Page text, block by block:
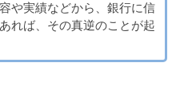
や実績などから、銀行に信
れば、その真逆のことが起